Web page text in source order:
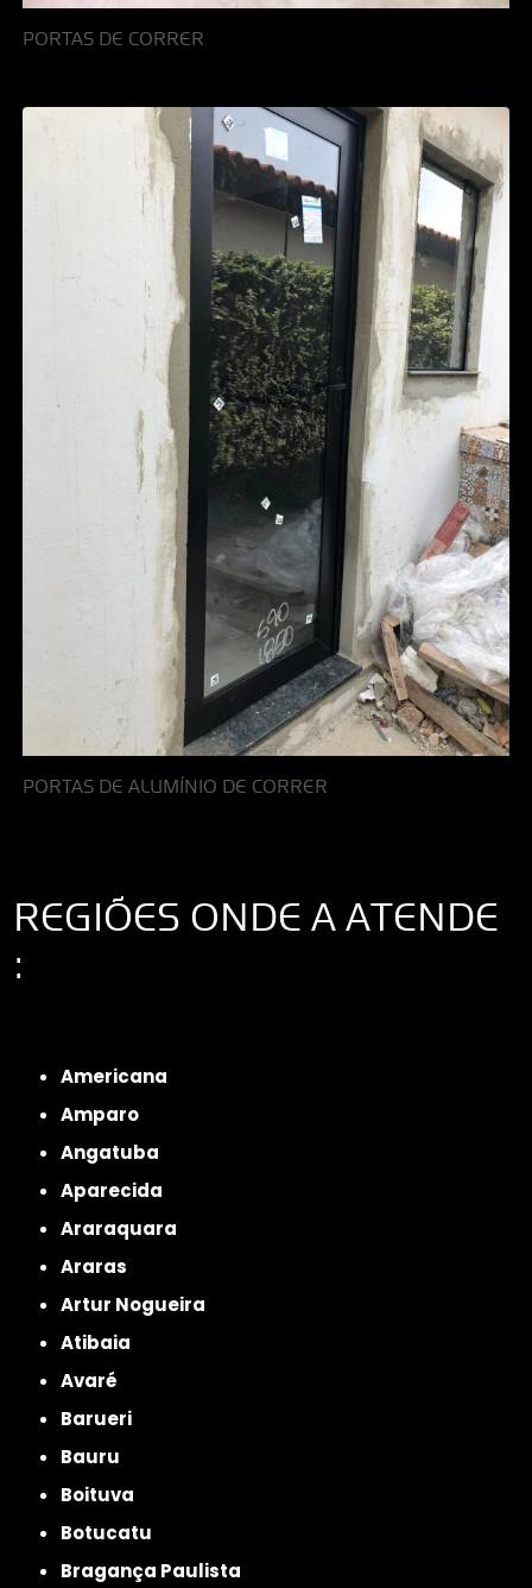
PORTAS DE CORRER
PORTAS DE ALUMÍNIO DE CORRER
REGIÕES ONDE A ATENDE
:
Americana
Amparo
Angatuba
Aparecida
Araraquara
Araras
Artur Nogueira
Atibaia
Avaré
Barueri
Bauru
Boituva
Botucatu
Bragança Paulista